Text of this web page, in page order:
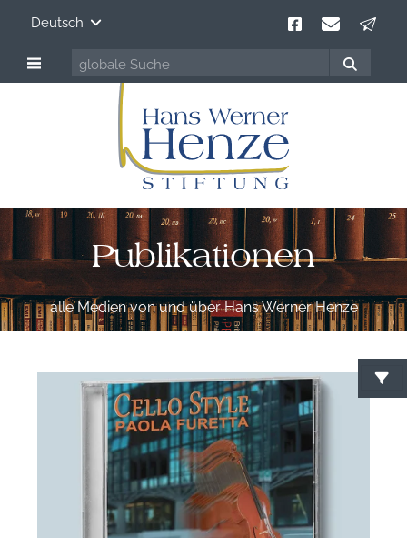
Deutsch
Publikationen
alle Medien von und über Hans Werner Henze